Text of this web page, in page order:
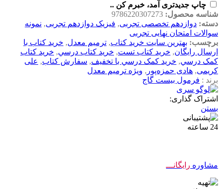
چاپ جدیدتری آمد، خبرم کن ..
شناسه محصول: 9786220307273
دسته: دوازدهم تخصصی تجربی, فیزیک دوازدهم تجربی, نمونه
سوالات امتحان نهایی تجربی
برچسب: بهترين سايت خريد کتاب, ترمیم معدل, خريد کتاب با
ارسال رايگان, خريد کتاب تست, خريد کتاب درسي, خريد کتاب
کمک درسي, خريد کمک درسي با تخفيف, سفارش کتاب, علی
کریمی, هادی حمزه‌پور , ویژه ترمیم معدل
برند : فرمول بیست گاج
اشتراک گذاری:
بستن
مشاوره رایگانـــ